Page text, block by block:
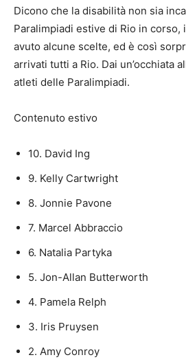
Dicono che la disabilità non sia
Paralimpiadi estive di Rio in corso,
avuto alcune scelte, ed è così
arrivati ​​tutti a Rio. Dai un’occhiata
atleti delle Paralimpiadi.
Contenuto estivo
10. David Ing
9. Kelly Cartwright
8. Jonnie Pavone
7. Marcel Abbraccio
6. Natalia Partyka
5. Jon-Allan Butterworth
4. Pamela Relph
3. Iris Pruysen
2. Amy Conroy